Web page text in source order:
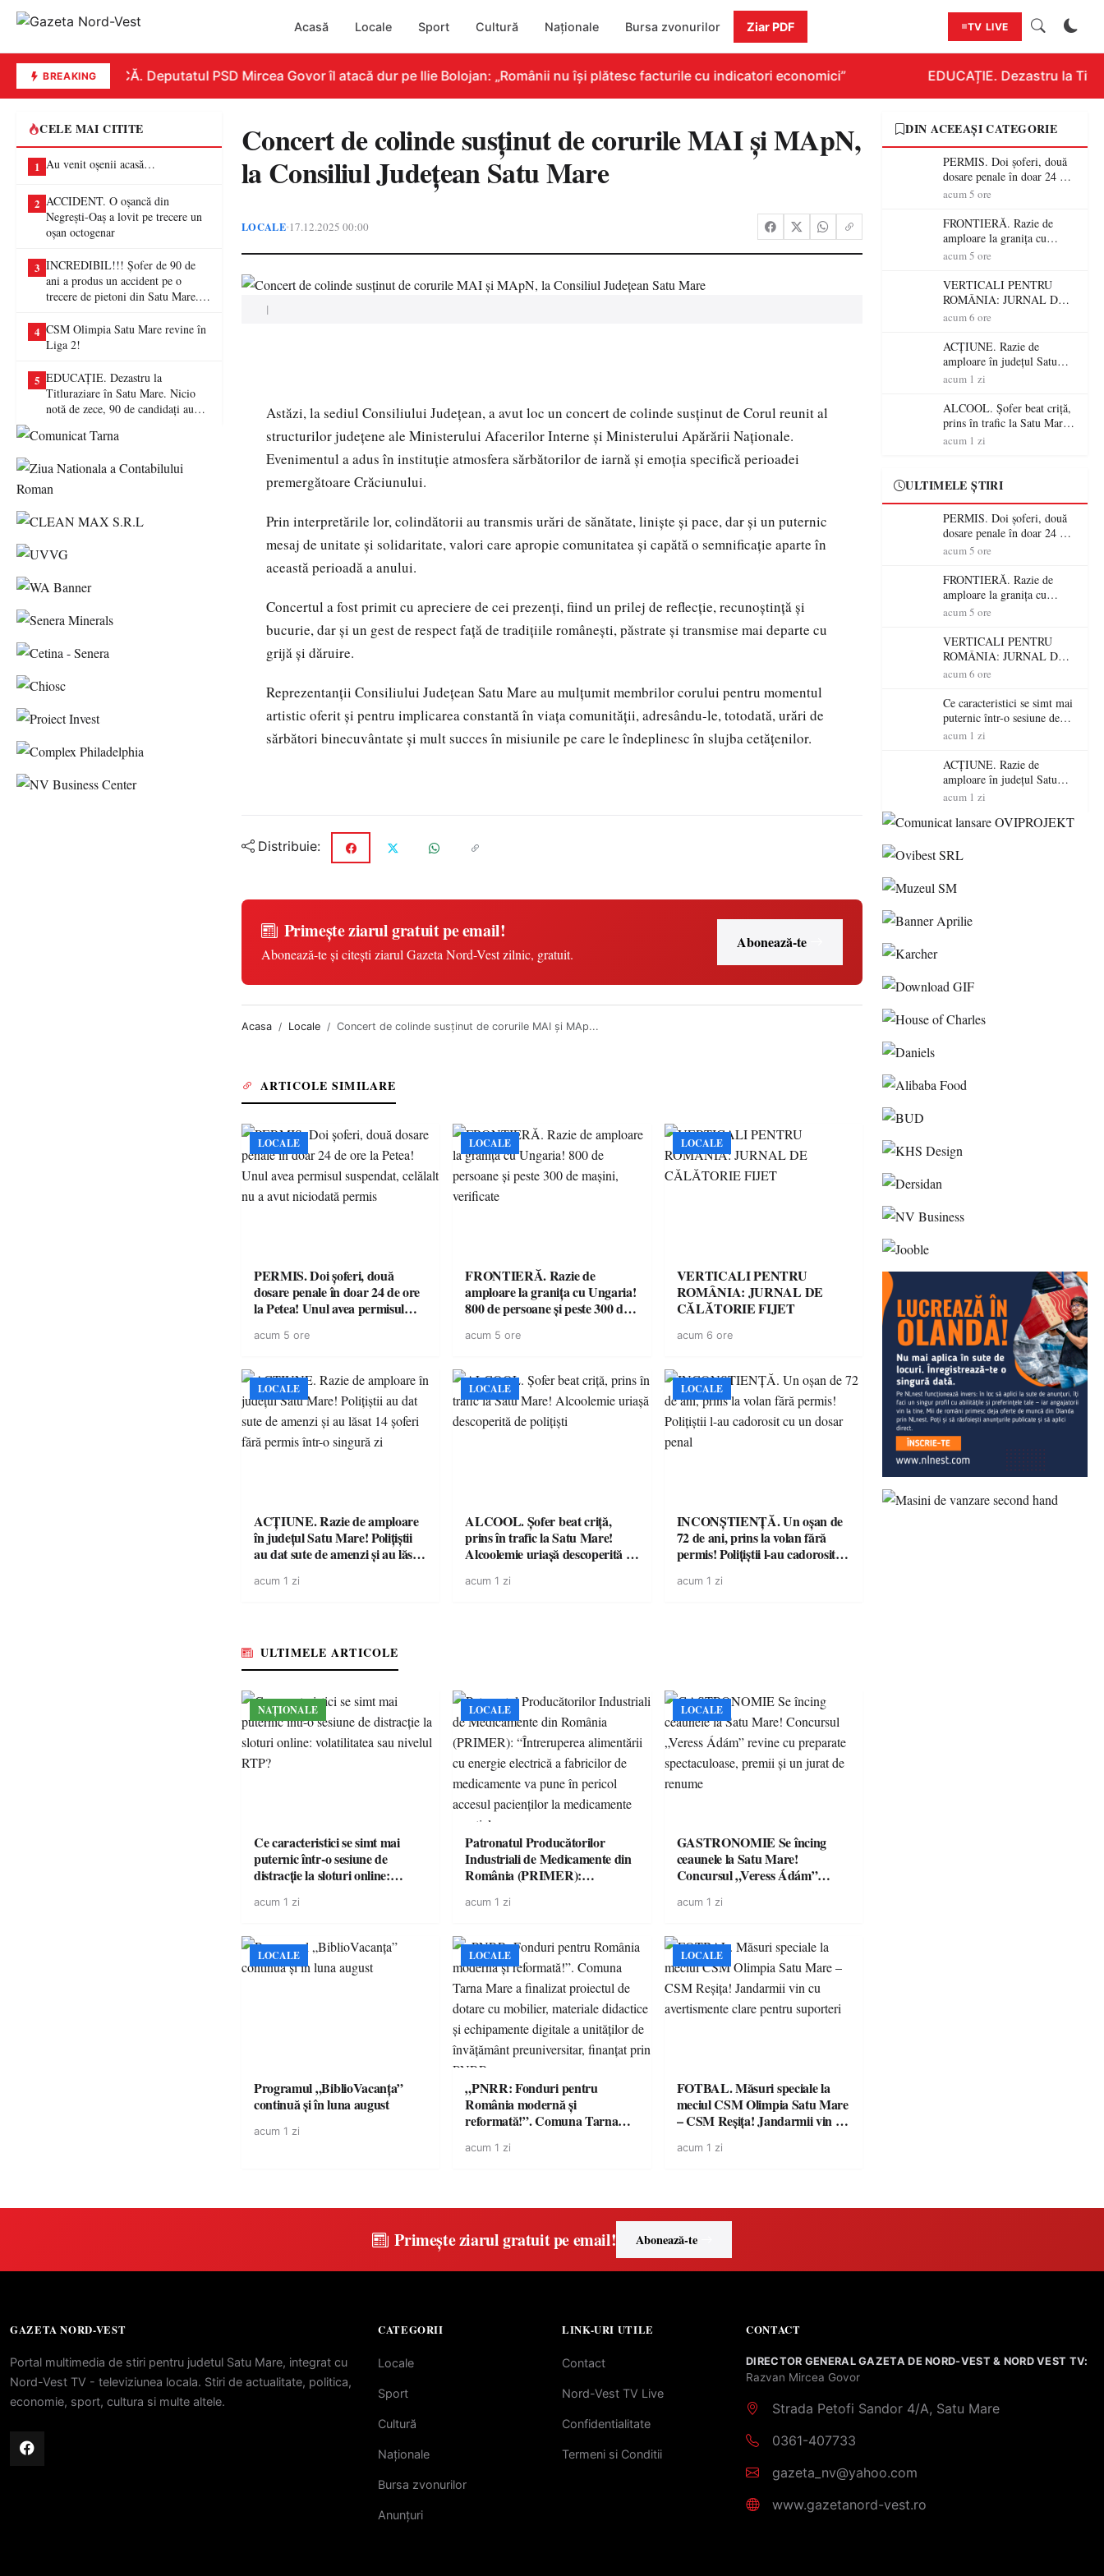
Acasă Locale Sport Cultură Naționale Bursa zvonurilor Ziar PDF TV LIVE
BREAKINGREPLICĂ. Deputatul PSD Mircea Govor îl atacă dur pe Ilie Bolojan: „Românii nu își plătesc facturile cu indicatori economici” EDUCAȚIE. Dezastru la
CELE MAI CITITE
1 Au venit oșenii acasă…
2 ACCIDENT. O oșancă din
Negrești-Oaș a lovit pe trecere un
oșan octogenar
3 INCREDIBIL!!! Șofer de 90 de
ani a produs un accident pe o
trecere de pietoni din Satu Mare. O
4 CSM Olimpia Satu Mare revine în
Liga 2!
5 EDUCAȚIE. Dezastru la
Titluraziare în Satu Mare. Nicio
notă de zece, 90 de candidați au
Concert de colinde susținut de corurile MAI și MApN,
la Consiliul Județean Satu Mare
LOCALE•17.12.2025 00:00
|
Astăzi, la sediul Consiliului Județean, a avut loc un concert de colinde susținut de Corul reunit al
structurilor județene ale Ministerului Afacerilor Interne și Ministerului Apărării Naționale.
Evenimentul a adus în instituție atmosfera sărbătorilor de iarnă și emoția specifică perioadei
premergătoare Crăciunului.
Prin interpretările lor, colindătorii au transmis urări de sănătate, liniște și pace, dar și un puternic
mesaj de unitate și solidaritate, valori care apropie comunitatea și capătă o semnificație aparte în
această perioadă a anului.
Concertul a fost primit cu apreciere de cei prezenți, fiind un prilej de reflecție, recunoștință și
bucurie, dar și un gest de respect față de tradițiile românești, păstrate și transmise mai departe cu
grijă și dăruire.
Reprezentanții Consiliului Județean Satu Mare au mulțumit membrilor corului pentru momentul
artistic oferit și pentru implicarea constantă în viața comunității, adresându-le, totodată, urări de
sărbători binecuvântate și mult succes în misiunile pe care le îndeplinesc în slujba cetățenilor.
Distribuie:
Primește ziarul gratuit pe email!
Abonează-te și citești ziarul Gazeta Nord-Vest zilnic, gratuit.
Abonează-te
Acasa Locale Concert de colinde susținut de corurile MAI și MAp...
ARTICOLE SIMILARE
LOCALE
PERMIS. Doi șoferi, două
dosare penale în doar 24 de ore
la Petea! Unul avea permisul
niciodată permis
acum 5 ore
LOCALE
FRONTIERĂ. Razie de
amploare la granița cu Ungaria!
800 de persoane și peste 300 de
acum 5 ore
LOCALE
VERTICALI PENTRU
ROMÂNIA: JURNAL DE
CĂLĂTORIE FIJET
acum 6 ore
LOCALE
ACȚIUNE. Razie de amploare
în județul Satu Mare! Polițiștii
au dat sute de amenzi și au lăsat
singură zi
acum 1 zi
LOCALE
ALCOOL. Șofer beat criță,
prins în trafic la Satu Mare!
Alcoolemie uriașă descoperită de
acum 1 zi
LOCALE
INCONȘTIENȚĂ. Un oșan de
72 de ani, prins la volan fără
permis! Polițiștii l-au cadorosit
acum 1 zi
ULTIMELE ARTICOLE
NAȚIONALE
Ce caracteristici se simt mai
puternic într-o sesiune de
distracție la sloturi online:
acum 1 zi
LOCALE
Patronatul Producătorilor
Industriali de Medicamente din
România (PRIMER):
energie electrică a fabricilor de
accesul pacienților la
medicamente esențiale
acum 1 zi
LOCALE
GASTRONOMIE Se încing
ceaunele la Satu Mare!
Concursul „Veress Ádám”
spectaculoase, premii și un jurat
acum 1 zi
LOCALE
Programul „BiblioVacanța”
continuă și în luna august
acum 1 zi
LOCALE
„PNRR: Fonduri pentru
România modernă și
reformată!”. Comuna Tarna
dotare cu mobilier, materiale
acum 1 zi
LOCALE
FOTBAL. Măsuri speciale la
meciul CSM Olimpia Satu Mare
– CSM Reșița! Jandarmii vin cu
suporteri
acum 1 zi
DIN ACEEAȘI CATEGORIE
PERMIS. Doi șoferi, două
dosare penale în doar 24 de
ore la Petea! Unul avea
nu a avut niciodată permis
acum 5 ore
FRONTIERĂ. Razie de
amploare la granița cu
Ungaria! 800 de persoane și
verificate
acum 5 ore
VERTICALI PENTRU
ROMÂNIA: JURNAL DE
CĂLĂTORIE FIJET
acum 6 ore
ACȚIUNE. Razie de
amploare în județul Satu
Mare! Polițiștii au dat sute
șoferi fără permis într-o
singură zi
acum 1 zi
ALCOOL. Șofer beat criță,
prins în trafic la Satu Mare!
Alcoolemie uriașă
acum 1 zi
ULTIMELE ȘTIRI
PERMIS. Doi șoferi, două
dosare penale în doar 24 de
ore la Petea! Unul avea
nu a avut niciodată permis
acum 5 ore
FRONTIERĂ. Razie de
amploare la granița cu
Ungaria! 800 de persoane și
verificate
acum 5 ore
VERTICALI PENTRU
ROMÂNIA: JURNAL DE
CĂLĂTORIE FIJET
acum 6 ore
Ce caracteristici se simt mai
puternic într-o sesiune de
distracție la sloturi online:
RTP?
acum 1 zi
ACȚIUNE. Razie de
amploare în județul Satu
Mare! Polițiștii au dat sute
șoferi fără permis într-o
acum 1 zi
Primește ziarul gratuit pe email! Abonează-te
GAZETA NORD-VEST
Portal multimedia de stiri pentru judetul Satu Mare, integrat cu
Nord-Vest TV - televiziunea locala. Stiri de actualitate, politica,
economie, sport, cultura si multe altele.
CATEGORII
Locale
Sport
Cultură
Naționale
Bursa zvonurilor
Anunțuri
LINK-URI UTILE
Contact
Nord-Vest TV Live
Confidentialitate
Termeni si Conditii
CONTACT
DIRECTOR GENERAL GAZETA DE NORD-VEST & NORD VEST TV:
Razvan Mircea Govor
Strada Petofi Sandor 4/A, Satu Mare
0361-407733
gazeta_nv@yahoo.com
www.gazetanord-vest.ro